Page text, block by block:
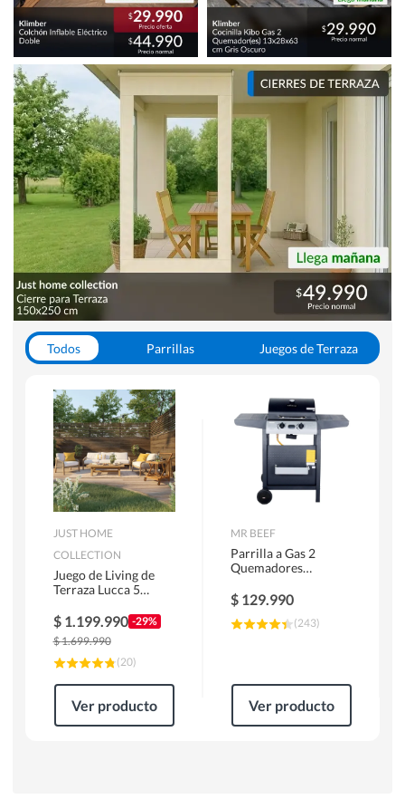
Todos Parrillas
Juegos de Terraza
JUST HOME
COLLECTION
Juego de Living de
Terraza Lucca 5
$ 1.199.990 -29%
$1.699.990
(20)
Ver producto
MR BEEF
Parrilla a Gas 2
Quemadores
$ 129.990
(243)
Ver producto